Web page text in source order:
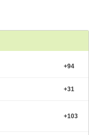
+94
+31
+103